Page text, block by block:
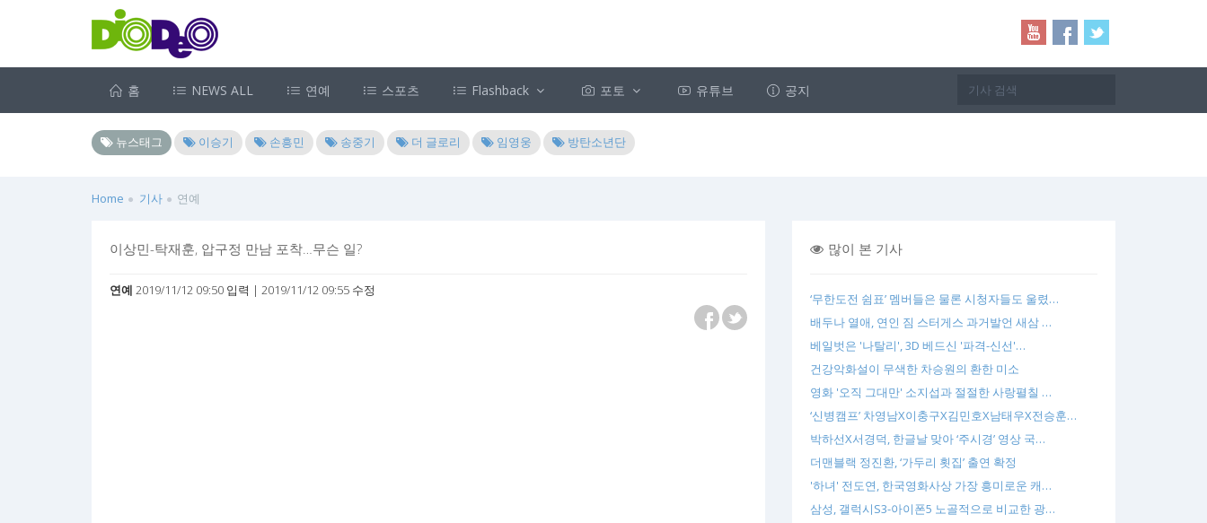
홈 NEWS ALL 연예 스포츠 Flashback 포토 유튜브 공지
뉴스태그 이승기 손흥민 송중기 더 글로리 임영웅 방탄소년단
Home 기사 연예
이상민-탁재훈, 압구정 만남 포착…무슨 일?
연예 2019/11/12 09:50 입력 | 2019/11/12 09:55 수정
많이 본 기사
‘무한도전 쉼표’ 멤버들은 물론 시청자들도 울렸…
배두나 열애, 연인 짐 스터게스 과거발언 새삼 …
베일벗은 '나탈리', 3D 베드신 '파격-신선'…
건강악화설이 무색한 차승원의 환한 미소
영화 '오직 그대만' 소지섭과 절절한 사랑펼칠 …
‘신병캠프’ 차영남X이충구X김민호X남태우X전승훈…
박하선X서경덕, 한글날 맞아 ‘주시경’ 영상 국…
더맨블랙 정진환, ‘가두리 횟집’ 출연 확정
'하녀' 전도연, 한국영화사상 가장 흥미로운 캐…
삼성, 갤럭시S3-아이폰5 노골적으로 비교한 광…